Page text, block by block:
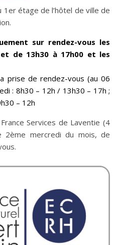
1er étage de l’hôtel de ville de
sur rendez-vous les
de 13h30 à 17h00 et les
prise de rendez-vous (au 06
: 8h30 – 12h / 13h30 – 17h ;
– 12h
Services de Laventie (4
mercredi du mois, de